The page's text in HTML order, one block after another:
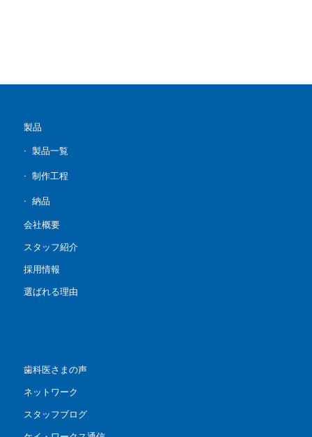
製品
製品一覧
制作工程
納品
会社概要
スタッフ紹介
採用情報
選ばれる理由
歯科医さまの声
ネットワーク
スタッフブログ